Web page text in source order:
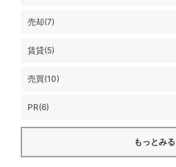
売却(7)
賃貸(5)
売買(10)
PR(6)
もっとみる